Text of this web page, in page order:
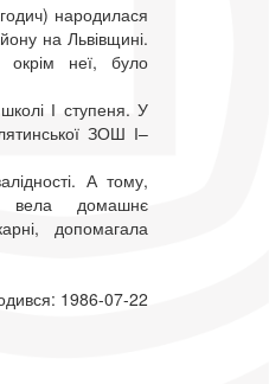
народилася
на Львівщині.
окрім неї, було
І ступеня. У
ЗОШ І–
А тому,
вела домашнє
допомагала
1986-07-22